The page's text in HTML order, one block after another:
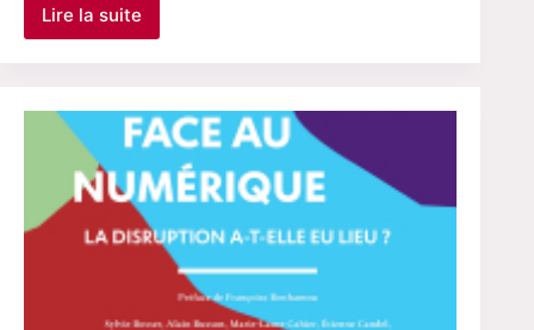
Lire la suite
Variations